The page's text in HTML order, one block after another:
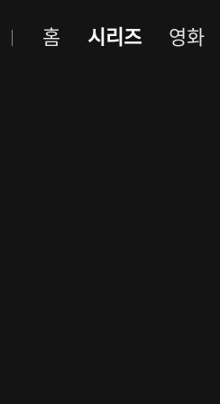
홈 시리즈 영화